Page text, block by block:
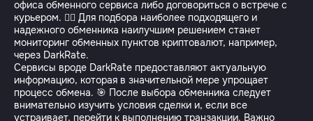
офиса обменного сервиса либо договориться о встрече с
курьером. 🚴‍♂️ Для подбора наиболее подходящего и
надежного обменника наилучшим решением станет
мониторинг обменных пунктов криптовалют, например,
через DarkRate.
Сервисы вроде DarkRate предоставляют актуальную
информацию, которая в значительной мере упрощает
процесс обмена. 🎯 После выбора обменника следует
внимательно изучить условия сделки и, если все
устраивает, перейти к выполнению транзакции. Важно